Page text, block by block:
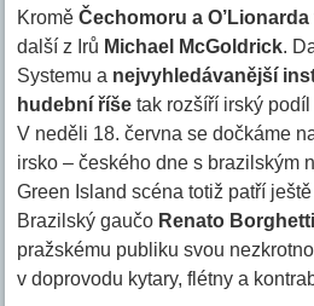
KroměČechomoru a O’Lionarda
další z Irů Michael McGoldrick.
Systemu a nejvyhledávanější
hudební říše tak rozšíří irský podíl
V neděli 18. června se dočkáme
irsko – českého dne s brazilským
Green Island scéna totiž patří
Brazilský gaučo Renato Borghetti
pražskému publiku svou
v doprovodu kytary, flétny a